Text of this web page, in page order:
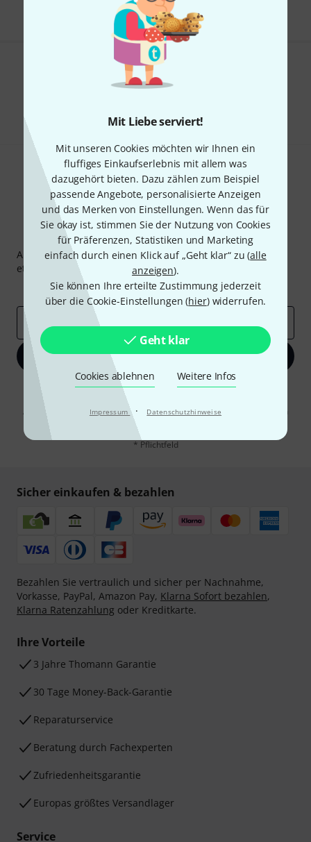
Mit Liebe serviert!
Mit unseren Cookies möchten wir Ihnen ein
fluffiges Einkaufserlebnis mit allem was
dazugehört bieten. Dazu zählen zum Beispiel
passende Angebote, personalisierte Anzeigen
und das Merken von Einstellungen. Wenn das für
Sie okay ist, stimmen Sie der Nutzung von Cookies
für Präferenzen, Statistiken und Marketing
einfach durch einen Klick auf „Geht klar“ zu (alle
anzeigen).
Sie können Ihre erteilte Zustimmung jederzeit
über die Cookie-Einstellungen (hier) widerrufen.
Geht klar
Cookies ablehnen Weitere Infos
Impressum · Datenschutzhinweise
Gefällt Ihnen, was Sie sehen?
Thomann Newsletter
Abonniere den Thomann Newsletter und gewinne mit
etwas Glück einen von
50 Gutscheinen
Inspirierende Beiträge
Deals Thomann Insights
E-Mail-Adresse*
Jetzt anmelden
Mit Klick auf „Jetzt anmelden“ stimmen Sie dem Erhalt von E-Mail-
Werbung und einer Messung des E-Mail-Nutzungsverhaltens zu. Die
Abmeldung ist jederzeit möglich. Weitere Informationen finden Sie in
Datenschutzhinweisen
* Pflichtfeld
Sicher einkaufen & bezahlen
Bezahlen Sie vertraulich und sicher per Nachnahme,
Vorkasse, PayPal, Amazon Pay, Klarna Sofort bezahlen,
Klarna Ratenzahlung oder Kreditkarte.
Ihre Vorteile
3 Jahre Thomann Garantie
30 Tage Money-Back-Garantie
Reparaturservice
Beratung durch Fachexperten
Zufriedenheitsgarantie
Europas größtes Versandlager
Service